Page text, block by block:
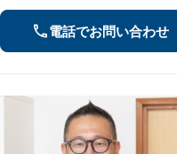
電話でお問い合わせ